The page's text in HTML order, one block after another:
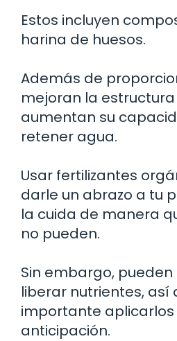
Estos incluyen
harina de huesos.
Además de
mejoran la
aumentan su
retener agua.
Usar fertilizantes
darle un abrazo a tu
la cuida de manera
no pueden.
Sin embargo,
liberar nutrientes, así
importante aplicarlos
anticipación.